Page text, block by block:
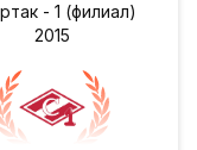
- 1 (филиал)
2015